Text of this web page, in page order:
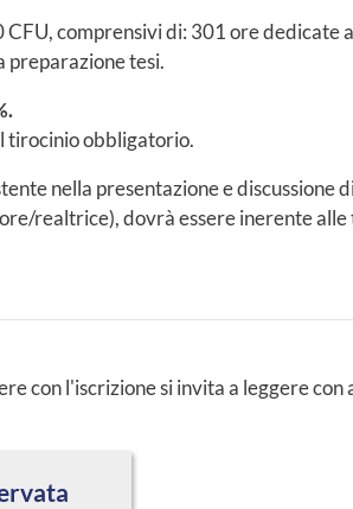
comprensivi di: 301 ore
preparazione tesi.
tirocinio obbligatorio.
nella presentazione e discussione
realtrice), dovrà essere inerente
con l'iscrizione si invita a leggere con